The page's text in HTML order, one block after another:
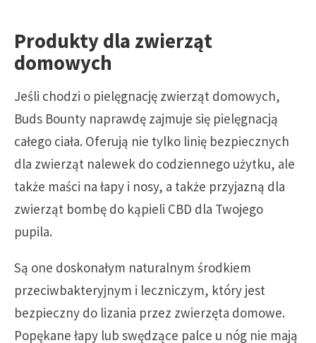
Produkty dla zwierząt
domowych
Jeśli chodzi o pielęgnację zwierząt domowych,
Buds Bounty naprawdę zajmuje się pielęgnacją
całego ciała. Oferują nie tylko linię bezpiecznych
dla zwierząt nalewek do codziennego użytku, ale
także maści na łapy i nosy, a także przyjazną dla
zwierząt bombę do kąpieli CBD dla Twojego
pupila.
Są one doskonałym naturalnym środkiem
przeciwbakteryjnym i leczniczym, który jest
bezpieczny do lizania przez zwierzęta domowe.
Popękane łapy lub swędzące palce u nóg nie mają